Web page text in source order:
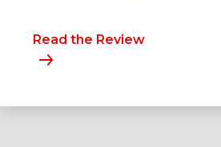
Read the Review